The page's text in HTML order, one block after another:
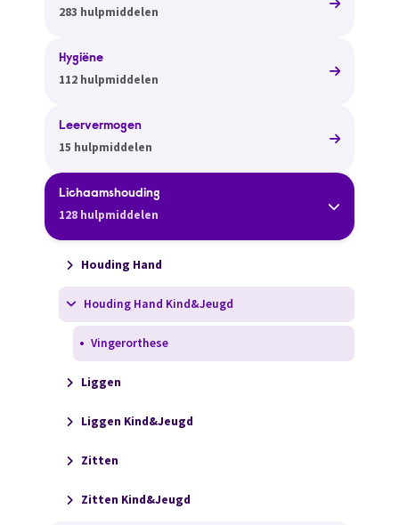
283 hulpmiddelen
Hygiëne
112 hulpmiddelen
Leervermogen
15 hulpmiddelen
Lichaamshouding
128 hulpmiddelen
Houding Hand
Houding Hand Kind&Jeugd
Vingerorthese
Liggen
Liggen Kind&Jeugd
Zitten
Zitten Kind&Jeugd